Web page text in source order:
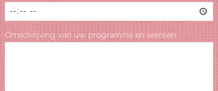
Omschrijving van uw programma en wensen